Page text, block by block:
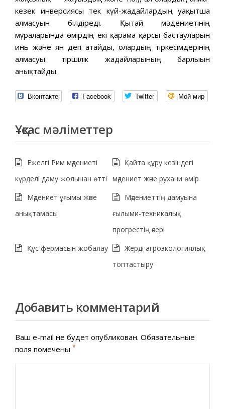
кезек инверсиясы тек күй-жағдайлардың уақытша
алмасуын білдіреді. Қытай мәдениетінің
мұраларында өмірдің екі қарама-қарсы бастауларын
инь және ян деп атайды, олардың тіркесімдерінің
алмасуы тіршілік жағдайларының барлығын
анықтайды.
Вконтакте Facebook Twitter Мой мир
Ұқсас мәліметтер
Ежелгі Рим мәдениеті
күрделі даму жолынан өтті
Қайта құру кезіндегі
мәдениет және рухани өмір
Мәдениет ұғымы және
анықтамасы
Мәдениеттің дамуына
ғылыми-техникалық
прогрестің әсері
Құс фермасын жобалау
Жерді агроэкологиялық
топтастыру
Добавить комментарий
Ваш e-mail не будет опубликован. Обязательные
поля помечены *